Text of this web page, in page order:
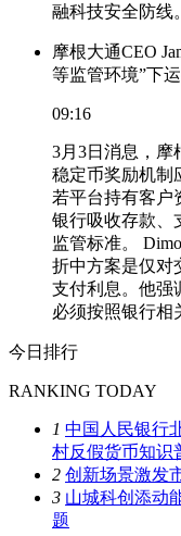
融科技安全防线。
摩根大通CEO
等监管环境”下
09:16
3月3日消息，摩
稳定币奖励机制
若平台持有客户
银行吸收存款、
监管标准。
折中方案是仅对
支付利息。他强
必须按照银行相
今日排行
RANKING TODAY
1 中国人民银行
村反假货币知识
2 创新场景激发
3 山城科创添动
题